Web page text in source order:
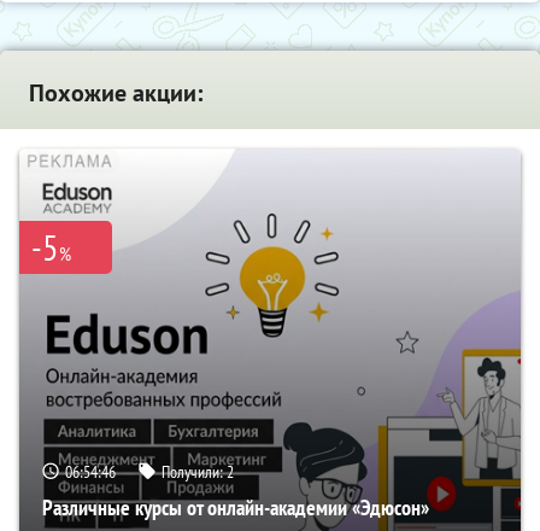
Похожие акции:
-5%
06:54:45 Получили:2
Различные курсы от онлайн-академии «Эдюсон»